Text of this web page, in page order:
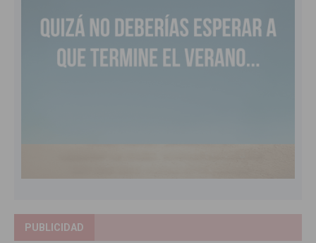
PUBLICIDAD